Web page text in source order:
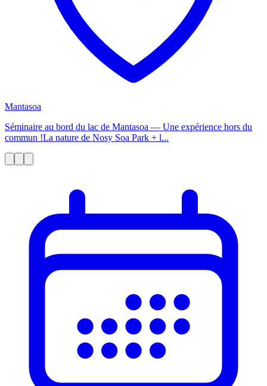
Mantasoa
Séminaire au bord du lac de Mantasoa — Une expérience hors du
commun !La nature de Nosy Soa Park + l...